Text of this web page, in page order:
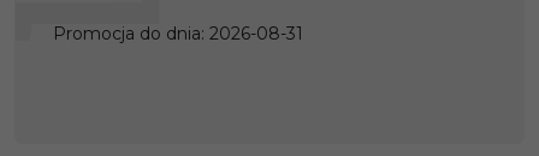
Promocja do dnia: 2026-08-31